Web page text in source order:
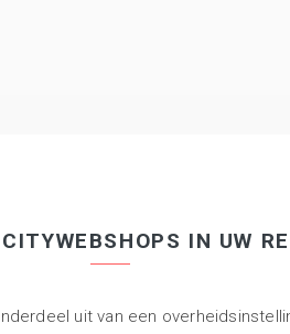
IN UW
uit van een